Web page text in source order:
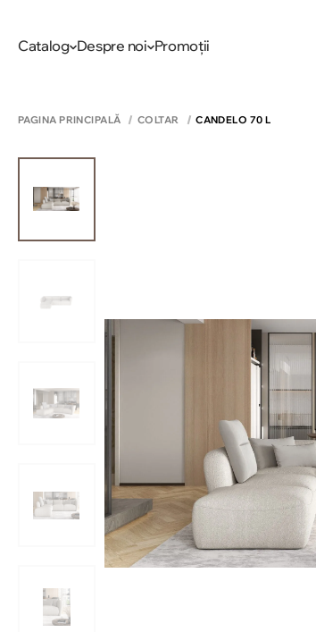
Catalog Despre noi Promoții
PAGINA PRINCIPALĂ COLTAR CANDELO 70 L